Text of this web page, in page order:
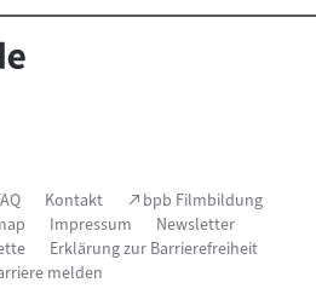
Kontakt (Link
öffnet
im
neuen
bpb Filmbildung
Impressum
Newsletter
Erklärung zur Barrierefreiheit
melden